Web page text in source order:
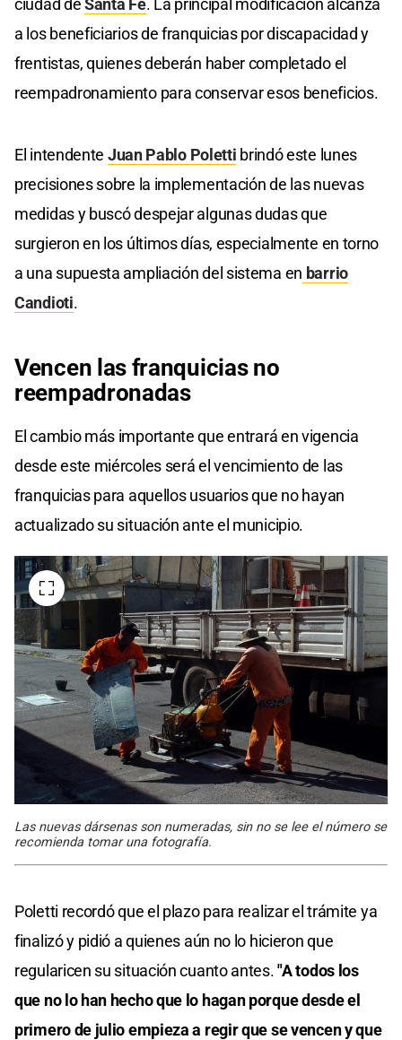
a los beneficiarios de franquicias por discapacidad y
frentistas, quienes deberán haber completado el
reempadronamiento para conservar esos beneficios.
El intendente Juan Pablo Poletti brindó este lunes
precisiones sobre la implementación de las nuevas
medidas y buscó despejar algunas dudas que
surgieron en los últimos días, especialmente en torno
a una supuesta ampliación del sistema en barrio
Candioti.
Vencen las franquicias no
reempadronadas
El cambio más importante que entrará en vigencia
desde este miércoles será el vencimiento de las
franquicias para aquellos usuarios que no hayan
actualizado su situación ante el municipio.
Las nuevas dársenas son numeradas, sin no se lee el número se
recomienda tomar una fotografía.
Poletti recordó que el plazo para realizar el trámite ya
finalizó y pidió a quienes aún no lo hicieron que
regularicen su situación cuanto antes."A todos los
que no lo han hecho que lo hagan porque desde el
primero de julio empieza a regir que se vencen y que